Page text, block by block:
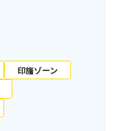
印旛ゾーン